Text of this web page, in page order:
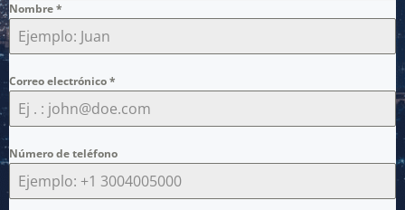
Nombre*
Correo electrónico*
Número de teléfono